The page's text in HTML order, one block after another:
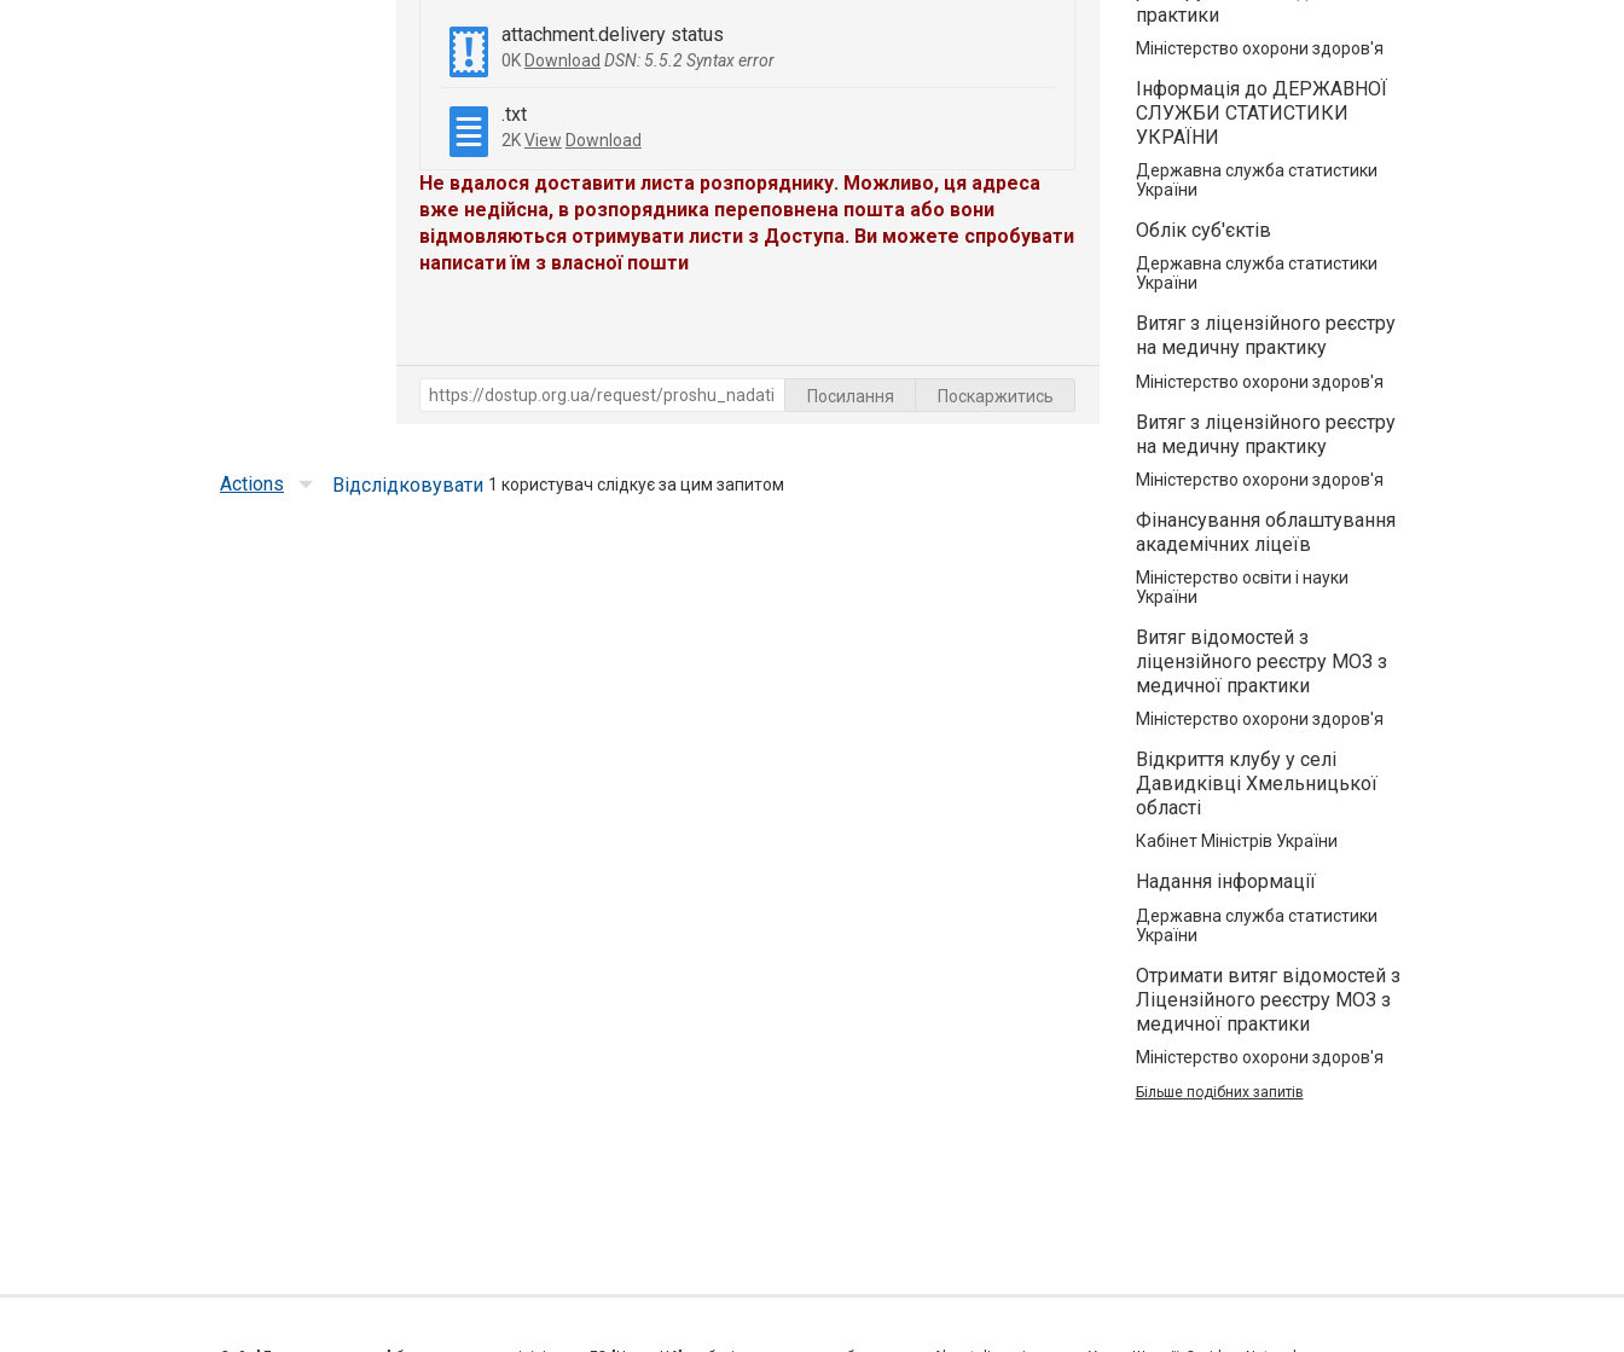
attachment.delivery status
0K Download DSN: 5.5.2 Syntax error
.txt
2KView Download
Не вдалося доставити листа розпоряднику. Можливо, ця адреса
вже недійсна, в розпорядника переповнена пошта або вони
відмовляються отримувати листи з Доступа. Ви можете спробувати
написати їм з власної пошти
Посилання Поскаржитись
Actions Відслідковувати 1 користувач слідкує за цим запитом
практики
Міністерство охорони здоров'я
Інформація до ДЕРЖАВНОЇ
СЛУЖБИ СТАТИСТИКИ
УКРАЇНИ
Державна служба статистики
України
Облік суб'єктів
Державна служба статистики
України
Витяг з ліцензійного реєстру
на медичну практику
Міністерство охорони здоров'я
Витяг з ліцензійного реєстру
на медичну практику
Міністерство охорони здоров'я
Фінансування облаштування
академічних ліцеїв
Міністерство освіти і науки
України
Витяг відомостей з
ліцензійного реєстру МОЗ з
медичної практики
Міністерство охорони здоров'я
Відкриття клубу у селі
Давидківці Хмельницької
області
Кабінет Міністрів України
Надання інформації
Державна служба статистики
України
Отримати витяг відомостей з
Ліцензійного реєстру МОЗ з
медичної практики
Міністерство охорони здоров'я
Більше подібних запитів